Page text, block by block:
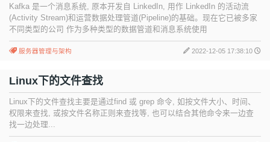
Kafka 是一个消息系统, 原本开发自 LinkedIn, 用作 LinkedIn 的活动流
(Activity Stream)和运营数据处理管道(Pipeline)的基础。现在它已被多家
不同类型的公司 作为多种类型的数据管道和消息系统使用
服务器管理与架构 2022-12-05 17:38:10
Linux下的文件查找
Linux下的文件查找主要是通过find 或 grep 命令, 如按文件大小、时间、
权限来查找, 或按文件名称正则来查找等, 也可以结合其他命令来一边查
找一边处理...